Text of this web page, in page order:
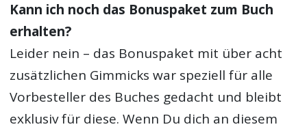
Kann ich noch das Bonuspaket zum Buch
erhalten?
Leider nein – das Bonuspaket mit über acht
zusätzlichen Gimmicks war speziell für alle
Vorbesteller des Buches gedacht und bleibt
exklusiv für diese. Wenn Du dich an diesem